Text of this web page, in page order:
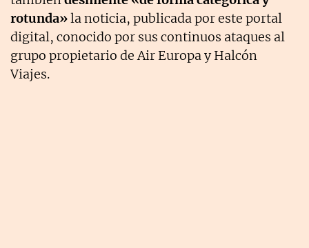
rotunda»la noticia, publicada por este portal
digital, conocido por sus continuos ataques al
grupo propietario de Air Europa y Halcón
Viajes.